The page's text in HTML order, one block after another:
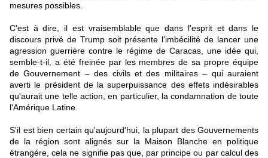
mesures possibles.
C'est à dire, il est vraisemblable que dans l'esprit et dans le
discours privé de Trump soit présente l'imbécilité de lancer une
agression guerrière contre le régime de Caracas, une idée qui,
semble-t-il, a été freinée par les membres de sa propre équipe
de Gouvernement – des civils et des militaires – qui auraient
averti le président de la superpuissance des effets indésirables
qu'aurait une telle action, en particulier, la condamnation de toute
l'Amérique Latine.
S'il est bien certain qu'aujourd'hui, la plupart des Gouvernements
de la région sont alignés sur la Maison Blanche en politique
étrangère, cela ne signifie pas que, par principe ou par calcul des